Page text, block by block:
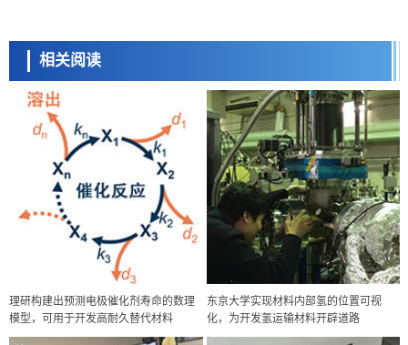
相关阅读
理研构建出预测电极催化剂寿命的数理
模型，可用于开发高耐久替代材料
东京大学实现材料内部氢的位置可视
化，为开发氢运输材料开辟道路